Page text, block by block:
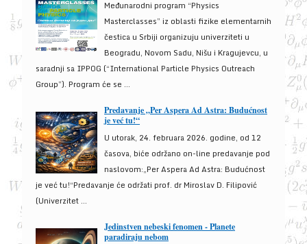
Međunarodni program “Physics
Masterclasses” iz oblasti fizike elementarnih
čestica u Srbiji organizuju univerziteti u
Beogradu, Novom Sadu, Nišu i Kragujevcu, u
saradnji sa IPPOG (“International Particle Physics Outreach
Group”). Program će se ...
Predavanje „Per Aspera Ad Astra: Budućnost
je već tu!“
U utorak, 24. februara 2026. godine, od 12
časova, biće održano on-line predavanje pod
naslovom:„Per Aspera Ad Astra: Budućnost
je već tu!“Predavanje će održati prof. dr Miroslav D. Filipović
(Univerzitet ...
Jedinstven nebeski fenomen - Planete
paradiraju nebom